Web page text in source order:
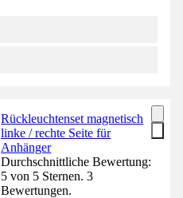
Rückleuchtenset magnetisch
linke / rechte Seite für
Anhänger
Durchschnittliche Bewertung:
5 von 5 Sternen. 3
Bewertungen.